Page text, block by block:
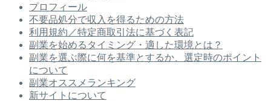
プロフィール
不要品処分で収入を得るための方法
利用規約／特定商取引法に基づく表記
副業を始めるタイミング・適した環境とは？
副業を選ぶ際に何を基準とするか、選定時のポイント
について
副業オススメランキング
新サイトについて